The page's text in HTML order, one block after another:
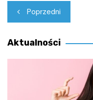
Nawigacja
wpisu
Poprzedni
Aktualności